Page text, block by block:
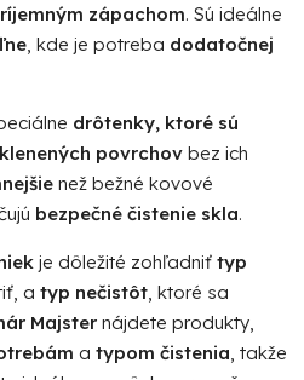
zápachom. Sú ideálne
, kde je potreba dodatočnej
drôtenky, ktoré sú
povrchov bez ich
než bežné kovové
bezpečné čistenie skla.
je dôležité zohľadniť typ
a typ nečistôt , ktoré sa
Majster nájdete produkty,
a typom čistenia , takže